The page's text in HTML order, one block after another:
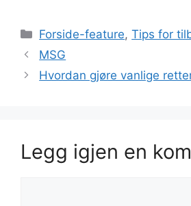
Kategorier
Forside-feature,Tips for
MSG
Hvordan gjøre vanlige
Legg igjen en